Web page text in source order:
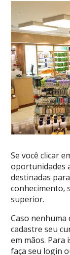
Se você clicar
oportunidades
destinadas
conhecimento,
superior.
Caso nenhuma
cadastre seu
em mãos. Para
faça seu login